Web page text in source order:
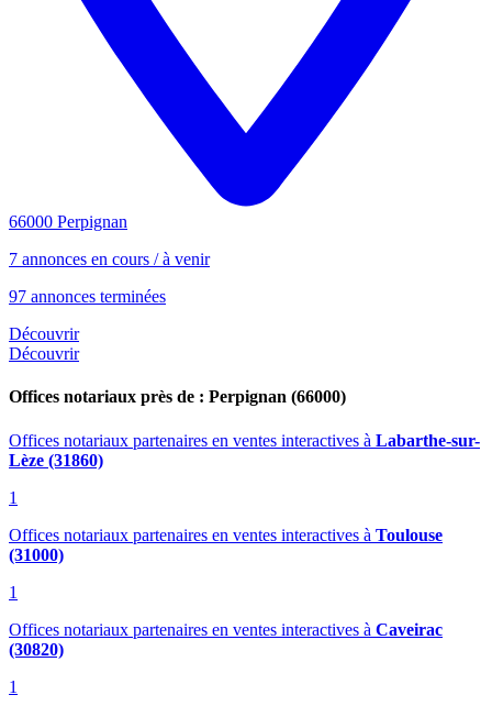
66000 Perpignan
7 annonces en cours / à venir
97 annonces terminées
Découvrir
Découvrir
Offices notariaux près de : Perpignan (66000)
Offices notariaux partenaires en ventes interactives à Labarthe-sur-
Lèze (31860)
1
Offices notariaux partenaires en ventes interactives à Toulouse
(31000)
1
Offices notariaux partenaires en ventes interactives à Caveirac
(30820)
1